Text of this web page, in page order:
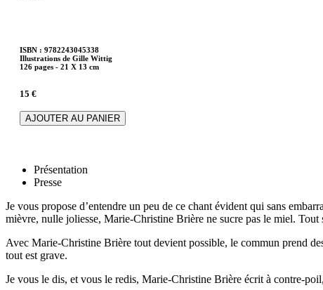
ISBN : 9782243045338
Illustrations de Gille Wittig
126 pages - 21 X 13 cm
15 €
Présentation
Presse
Je vous propose d’entendre un peu de ce chant évident qui sans
mièvre, nulle joliesse, Marie-Christine Brière ne sucre pas le miel. Tout
Avec Marie-Christine Brière tout devient possible, le commun prend
tout est grave.
Je vous le dis, et vous le redis, Marie-Christine Brière écrit à contre-